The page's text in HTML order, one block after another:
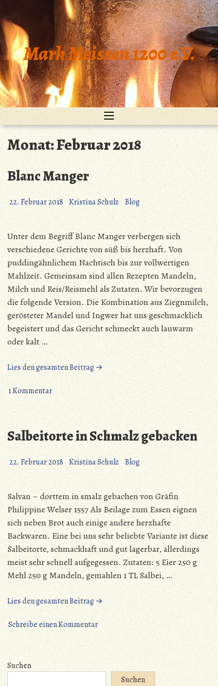
Inhalt
springen
Mark Meissen 1200 e.V.
Monat:Februar 2018
Blanc Manger
22. Februar 2018 Kristina Schulz Blog
Unter dem Begriff Blanc Manger verbergen sich
verschiedene Gerichte von süß bis herzhaft. Von
puddingähnlichem Nachtisch bis zur vollwertigen
Mahlzeit. Gemeinsam sind allen Rezepten Mandeln,
Milch und Reis/Reismehl als Zutaten. Wir bevorzugen
die folgende Version. Die Kombination aus Ziegnmilch,
gerösteter Mandel und Ingwer hat uns geschmacklich
begeistert und das Gericht schmeckt auch lauwarm
oder kalt …
Lies den gesamten Beitrag →„Blanc
Manger“
1 Kommentarzu
Blanc
Manger
Salbeitorte in Schmalz gebacken
22. Februar 2018 Kristina Schulz Blog
Salvan – dorttem in smalz gebachen von Gräfin
Philippine Welser 1557 Als Beilage zum Essen eignen
sich neben Brot auch einige andere herzhafte
Backwaren. Eine bei uns sehr beliebte Variante ist diese
Salbeitorte, schmackhaft und gut lagerbar, allerdings
meist sehr schnell aufgegessen. Zutaten: 5 Eier 250 g
Mehl 250 g Mandeln, gemahlen 1 TL Salbei, …
Lies den gesamten Beitrag →„Salbeitorte
in
Schmalz
gebacken“
Schreibe einen Kommentarzu
Salbeitorte
in
Schmalz
gebacken
Suchen
Suchen